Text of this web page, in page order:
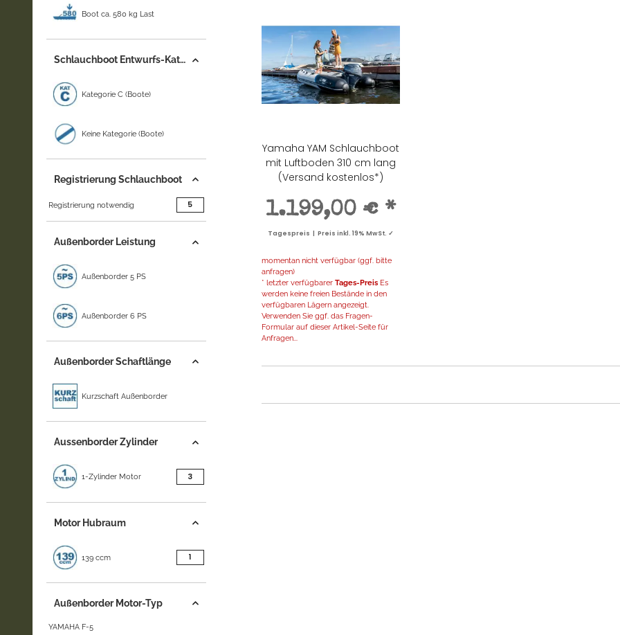
Yamaha YAM Schlauchboot
mit Luftboden 310 cm lang
(Versand kostenlos*)
1.199,00 € *
Tagespreis | Preis inkl. 19% MwSt. ✓
momentan nicht verfügbar (ggf. bitte
anfragen)
* letzter verfügbarer Tages-PreisEs
werden keine freien Bestände in den
verfügbaren Lägern angezeigt.
Verwenden Sie ggf. das Fragen-
Formular auf dieser Artikel-Seite für
Anfragen...
Boot ca. 580 kg Last
Schlauchboot Entwurfs-Kategorie
Kategorie C (Boote)
Keine Kategorie (Boote)
Registrierung Schlauchboot
Registrierung notwendig 5Artikel gefunden
Außenborder Leistung
Außenborder 5 PS
Außenborder 6 PS
Außenborder Schaftlänge
Kurzschaft Außenborder
Aussenborder Zylinder
1-Zylinder Motor 3Artikel gefunden
Motor Hubraum
139 ccm 1Artikel gefunden
Außenborder Motor-Typ
YAMAHA F-5